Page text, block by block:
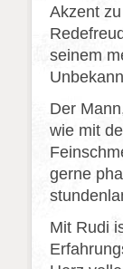
Akzent
seinem
Der
wie mit
gerne
Mit Rudi